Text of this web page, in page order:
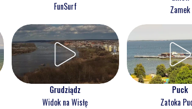
FunSurf
Zamek
Grudziądz
Widok na Wisłę
Puck
Zatoka